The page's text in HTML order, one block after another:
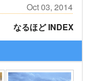
Oct 03, 2014
なるほど INDEX